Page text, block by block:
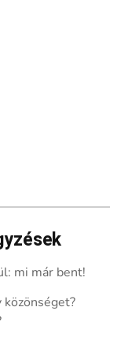
mi már bent!
közönséget?